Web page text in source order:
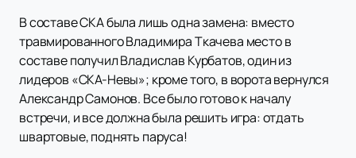
В составе СКА была лишь одна замена: вместо
травмированного Владимира Ткачева место в
составе получил Владислав Курбатов, один из
лидеров «СКА-Невы»; кроме того, в ворота вернулся
Александр Самонов. Все было готово к началу
встречи, и все должна была решить игра: отдать
швартовые, поднять паруса!